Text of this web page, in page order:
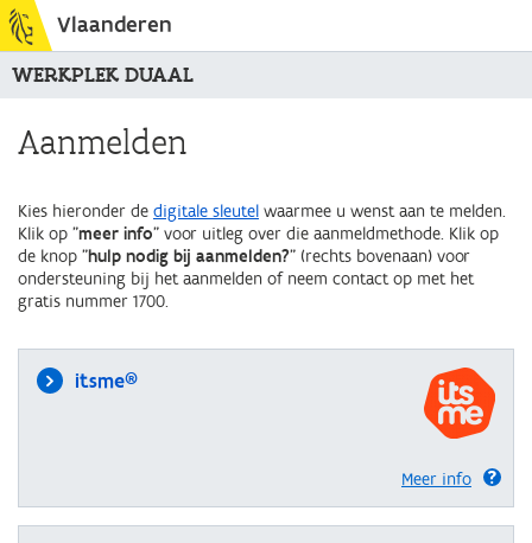
Vlaanderen
WERKPLEK DUAAL
Aanmelden
Kies hieronder de digitale sleutel waarmee u wenst aan te melden.
Klik op "meer info" voor uitleg over die aanmeldmethode. Klik op
de knop "hulp nodig bij aanmelden?" (rechts bovenaan) voor
ondersteuning bij het aanmelden of neem contact op met het
gratis nummer 1700.
itsme®
Meer info